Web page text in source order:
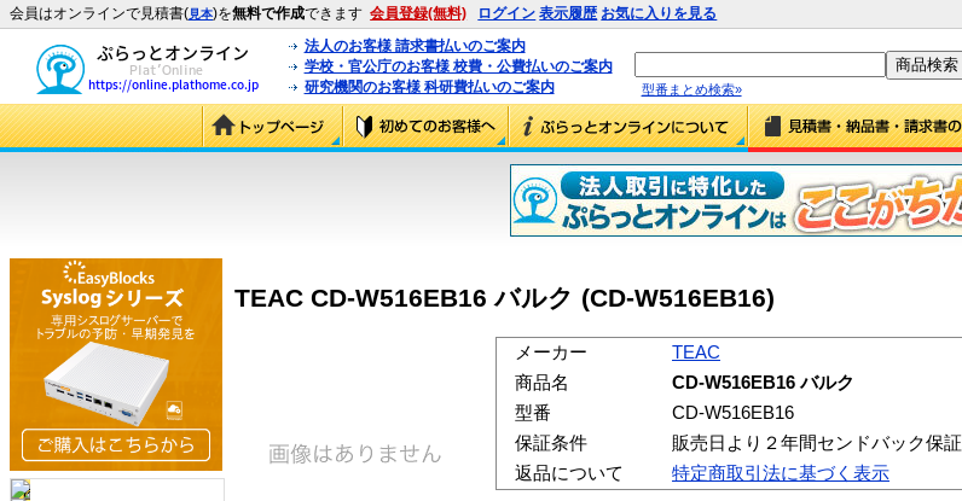
会員はオンラインで見積書(見本)を無料で作成できます 会員登録(無料) ログイン 表示履歴 お気に入りを見る
法人のお客様 請求書払いのご案内
学校・官公庁のお客様 校費・公費払いのご案内
研究機関のお客様 科研費払いのご案内
型番まとめ検索»
TEAC CD-W516EB16 バルク (CD-W516EB16)
メーカー
TEAC
商品名
CD-W516EB16 バルク
型番
CD-W516EB16
保証条件
販売日より２年間センドバック保証
返品について
特定商取引法に基づく表示